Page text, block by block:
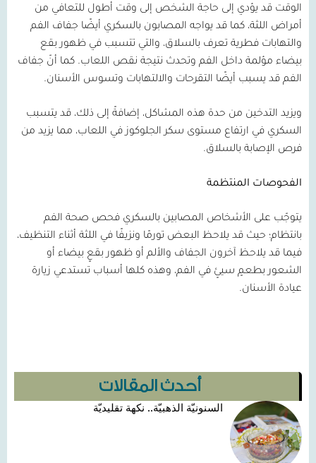
أحدث المقالات
السنونيّة الذهبيّة.. نكهة تقليديّة
الوقت قد يؤدي إلى حاجة الشخص إلى وقت أطول للتعافي من
أمراض اللثة، كما قد يواجه المصابون بالسكري أيضًا جفاف الفم
والتهابات فطرية تعرف بالسلاق، والتي تتسبب في ظهور بقع
بيضاء مؤلمة داخل الفم وتحدث نتيجة نقص اللعاب. كما أنّ جفاف
الفم قد يسبب أيضًا التقرحات والالتهابات وتسوس الأسنان.
ويزيد التدخين من حدة هذه المشاكل، إضافةً إلى ذلك، قد يتسبب
السكري في ارتفاع مستوى سكر الجلوكوز في اللعاب، مما يزيد من
فرص الإصابة بالسلاق.
الفحوصات المنتظمة
يتوجّب على الأشخاص المصابين بالسكري فحص صحة الفم
بانتظام؛ حيث قد يلاحظ البعض تورمًا ونزيفًا في اللثة أثناء التنظيف،
فيما قد يلاحظ آخرون الجفاف والألم أو ظهور بقعٍ بيضاء أو
الشعور بطعمٍ سيئٍ في الفم، وهذه كلها أسباب تستدعي زيارة
عيادة الأسنان.